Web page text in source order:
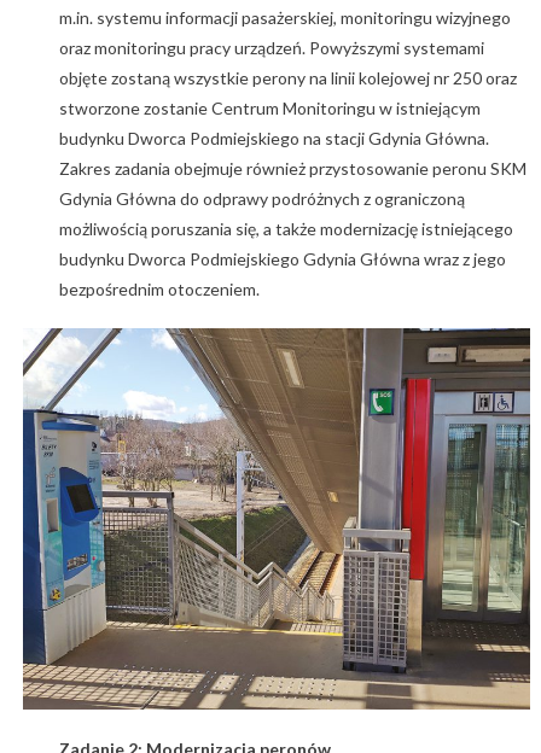
m.in. systemu informacji pasażerskiej, monitoringu wizyjnego
oraz monitoringu pracy urządzeń. Powyższymi systemami
objęte zostaną wszystkie perony na linii kolejowej nr 250 oraz
stworzone zostanie Centrum Monitoringu w istniejącym
budynku Dworca Podmiejskiego na stacji Gdynia Główna.
Zakres zadania obejmuje również przystosowanie peronu SKM
Gdynia Główna do odprawy podróżnych z ograniczoną
możliwością poruszania się, a także modernizację istniejącego
budynku Dworca Podmiejskiego Gdynia Główna wraz z jego
bezpośrednim otoczeniem.
Zadanie 2: Modernizacja peronów.